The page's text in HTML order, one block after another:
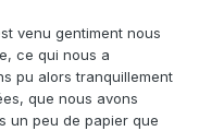
venu gentiment nous
ce qui nous a
pu alors tranquillement
que nous avons
un peu de papier que